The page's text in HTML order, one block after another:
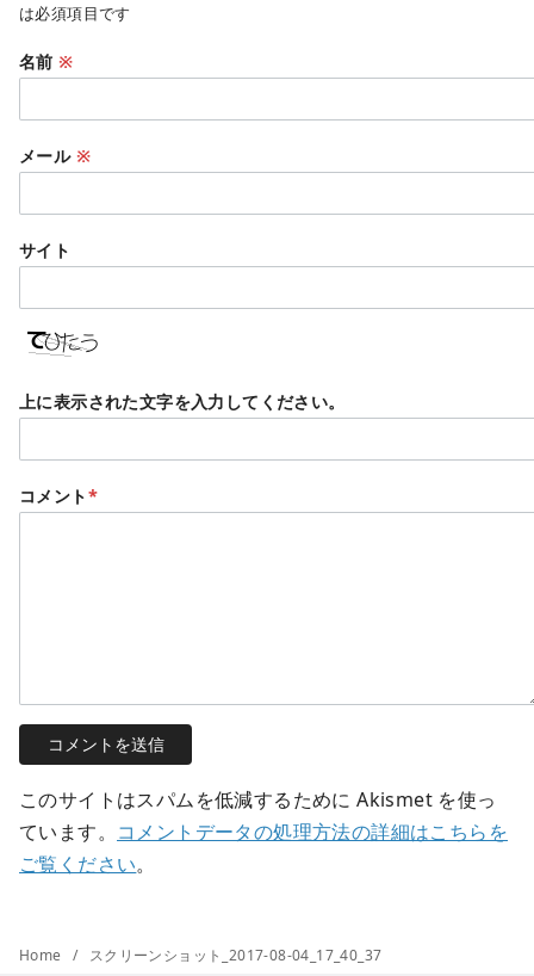
は必須項目です
名前※
メール ※
サイト
上に表示された文字を入力してください。
コメント*
このサイトはスパムを低減するために Akismet を使っ
ています。 コメントデータの処理方法の詳細はこちらを
ご覧ください。
Home スクリーンショット_2017-08-04_17_40_37